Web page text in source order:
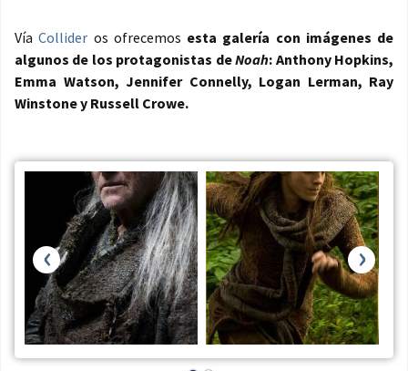
VíaCollider os ofrecemos esta galería con imágenes de
algunos de los protagonistas deNoah: Anthony Hopkins,
Emma Watson, Jennifer Connelly, Logan Lerman, Ray
Winstone y Russell Crowe.
‹ ›